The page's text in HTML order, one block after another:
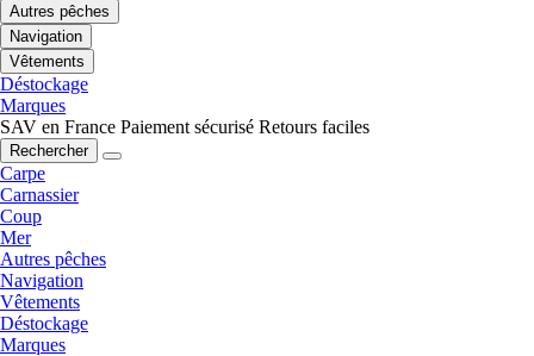
Autres pêches
Navigation
Vêtements
Déstockage
Marques
SAV en France Paiement sécurisé Retours faciles
Rechercher
Carpe
Carnassier
Coup
Mer
Autres pêches
Navigation
Vêtements
Déstockage
Marques